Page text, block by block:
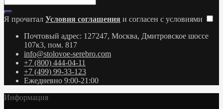
Я прочитал Условия соглашения и согласен с условиями
Почтовый адрес: 127247, Москва, Дмитровское шоссе
107к3, пом. 817
info@stolovoe-serebro.com
+7 (800) 444-04-11
+7 (499) 99-33-123
Ежедневно 9:00-21:00
Информация